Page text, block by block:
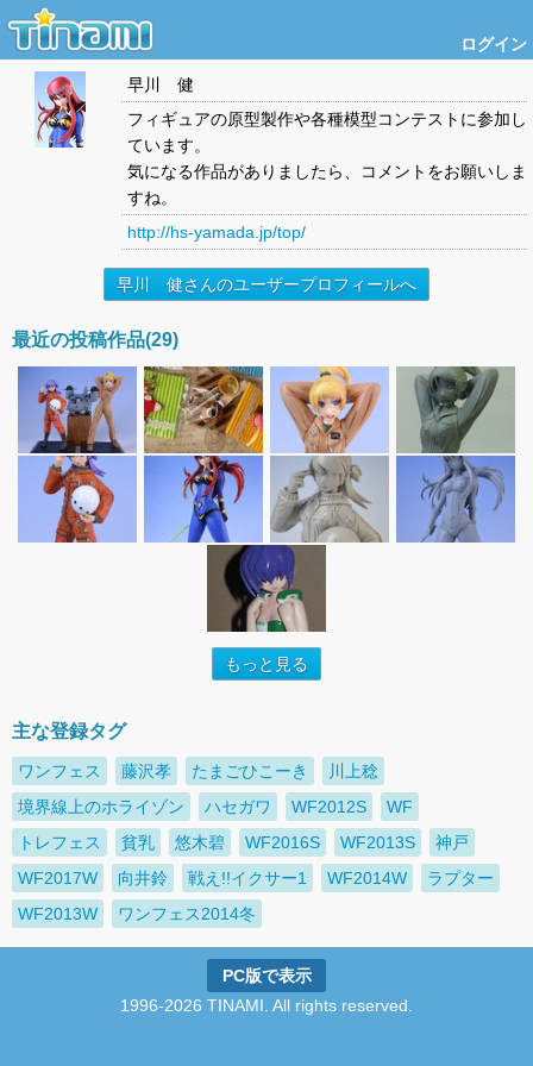
ログイン
早川 健
フィギュアの原型製作や各種模型コンテストに参加し
ています。
気になる作品がありましたら、コメントをお願いしま
すね。
http://hs-yamada.jp/top/
早川 健さんのユーザープロフィールへ
最近の投稿作品(29)
もっと見る
主な登録タグ
ワンフェス 藤沢孝 たまごひこーき
川上稔
境界線上のホライゾン
ハセガワ WF2012S
WF
トレフェス
貧乳 悠木碧 WF2016S WF2013S
神戸
WF2017W
向井鈴 戦え!!イクサー1 WF2014W
ラプター
WF2013W
ワンフェス2014冬
PC版で表示
1996-2026 TINAMI. All rights reserved.